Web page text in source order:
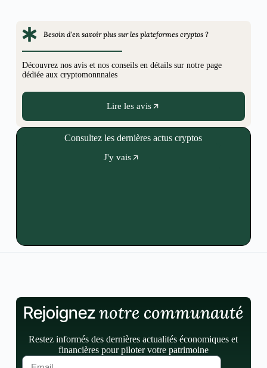
Besoin d'en savoir plus sur les plateformes cryptos ?
Découvrez nos avis et nos conseils en détails sur notre page
dédiée aux cryptomonnnaies
Lire les avis
Consultez les dernières actus cryptos
J'y vais
Rejoigneznotre communauté
Restez informés des dernières actualités économiques et
financières pour piloter votre patrimoine